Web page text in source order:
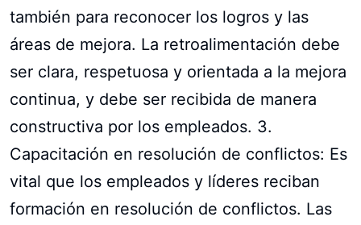
también para reconocer los logros y las
áreas de mejora. La retroalimentación debe
ser clara, respetuosa y orientada a la mejora
continua, y debe ser recibida de manera
constructiva por los empleados. 3.
Capacitación en resolución de conflictos: Es
vital que los empleados y líderes reciban
formación en resolución de conflictos. Las